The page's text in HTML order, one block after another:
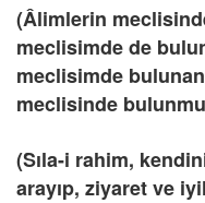
(Âlimlerin
meclisimde de
meclisimde
meclisinde
(Sıla-i rahim,
arayıp, ziyaret ve